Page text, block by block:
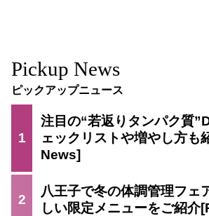
Pickup News
ピックアップニュース
1
注目の“若返りタンパク質
ェックリストや増やし方も
2
八王子で冬の体調管理フェ
しい限定メニューをご紹介